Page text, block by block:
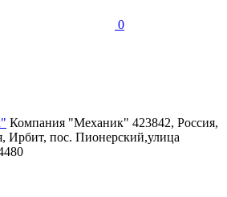
0
Компания "Механик" 423842, Россия,
Ирбит, пос. Пионерский,улица